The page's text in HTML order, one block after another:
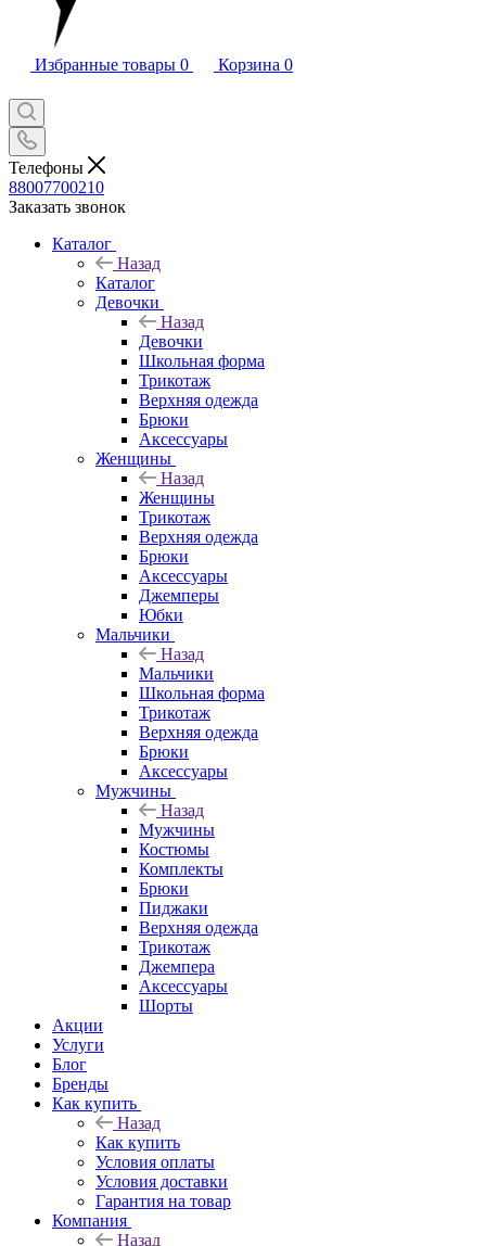
Избранные товары 0 Корзина 0
Телефоны
88007700210
Заказать звонок
Каталог
Назад
Каталог
Девочки
Назад
Девочки
Школьная форма
Трикотаж
Верхняя одежда
Брюки
Аксессуары
Женщины
Назад
Женщины
Трикотаж
Верхняя одежда
Брюки
Аксессуары
Джемперы
Юбки
Мальчики
Назад
Мальчики
Школьная форма
Трикотаж
Верхняя одежда
Брюки
Аксессуары
Мужчины
Назад
Мужчины
Костюмы
Комплекты
Брюки
Пиджаки
Верхняя одежда
Трикотаж
Джемпера
Аксессуары
Шорты
Акции
Услуги
Блог
Бренды
Как купить
Назад
Как купить
Условия оплаты
Условия доставки
Гарантия на товар
Компания
Назад